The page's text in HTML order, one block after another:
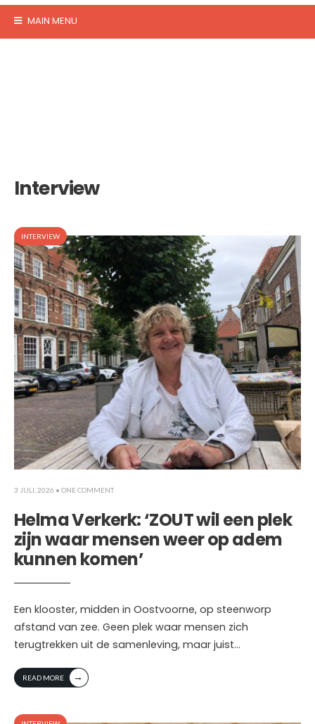
MAIN MENU
Interview
INTERVIEW
3 JULI, 2026 • ONE COMMENT
Helma Verkerk: ‘ZOUT wil een plek
zijn waar mensen weer op adem
kunnen komen’
Een klooster, midden in Oostvoorne, op steenworp
afstand van zee. Geen plek waar mensen zich
terugtrekken uit de samenleving, maar juist...
READ MORE →